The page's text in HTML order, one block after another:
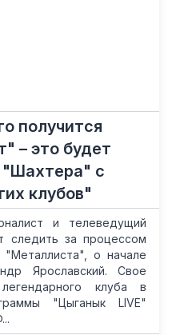
получится
– это будет
"Шахтера" с
клубов"
и телеведущий
следить за процессом
"Металлиста", о начале
Ярославский. Свое
клуба в
"Цыганык LIVE"